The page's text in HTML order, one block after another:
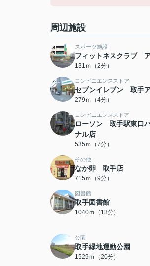
周辺施設
スポーツ施設
フィットネスクラブ
131ｍ（2分）
コンビニエンスストア
セブンイレブン 取手
279ｍ（4分）
コンビニエンスストア
ローソン 取手駅東口
ナル店
535ｍ（7分）
その他
なか卵 取手店
715ｍ（9分）
図書館
取手図書館
1040ｍ（13分）
公園
取手緑地運動公園
1529ｍ（20分）